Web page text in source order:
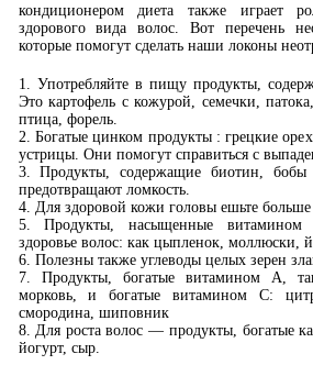
кондиционером диета также играет
здорового вида волос. Вот перечень
которые помогут сделать наши локоны
1. Употребляйте в пищу продукты,
Это картофель с кожурой, семечки,
птица, форель.
2. Богатые цинком продукты : грецкие
устрицы. Они помогут справиться с
3. Продукты, содержащие биотин,
предотвращают ломкость.
4. Для здоровой кожи головы ешьте больше
5. Продукты, насыщенные витамином
здоровье волос: как цыпленок, моллюски,
6. Полезны также углеводы целых зерен
7. Продукты, богатые витамином А,
морковь, и богатые витамином C:
смородина, шиповник
8. Для роста волос — продукты, богатые
йогурт, сыр.